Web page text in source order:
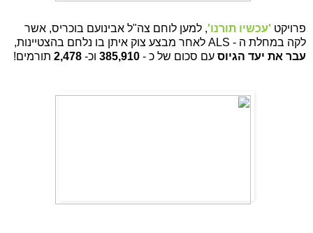
פרויקט 'עכשיו תורנו'
לקה במחלת ה - ALS לאחר מבצע צוק איתן בו נלחם בהצטיינות,
עבר את יעד הגיוס עם סכום של כ - 385,910 וכ- 2,478 תורמים!